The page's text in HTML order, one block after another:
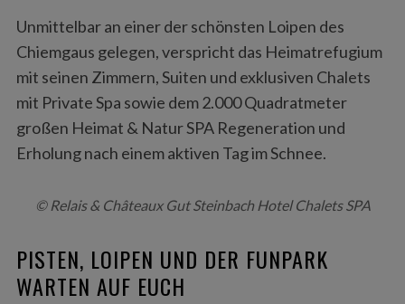
Unmittelbar an einer der schönsten Loipen des
Chiemgaus gelegen, verspricht das Heimatrefugium
mit seinen Zimmern, Suiten und exklusiven Chalets
mit Private Spa sowie dem 2.000 Quadratmeter
großen Heimat & Natur SPA Regeneration und
Erholung nach einem aktiven Tag im Schnee.
© Relais & Châteaux Gut Steinbach Hotel Chalets SPA
PISTEN, LOIPEN UND DER FUNPARK
WARTEN AUF EUCH